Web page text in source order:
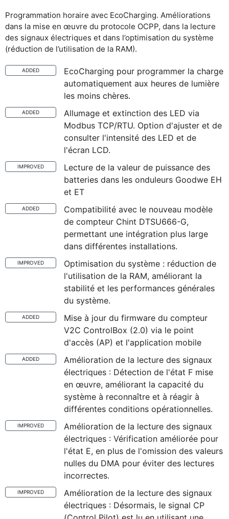
Programmation horaire avec EcoCharging. Améliorations
dans la mise en œuvre du protocole OCPP, dans la lecture
des signaux électriques et dans l’optimisation du système
(réduction de l’utilisation de la RAM).
ADDED
EcoCharging pour programmer la charge
automatiquement aux heures de lumière
les moins chères.
ADDED
Allumage et extinction des LED via
Modbus TCP/RTU. Option d'ajuster et de
consulter l'intensité des LED et de
l'écran LCD.
IMPROVED
Lecture de la valeur de puissance des
batteries dans les onduleurs Goodwe EH
et ET
ADDED
Compatibilité avec le nouveau modèle
de compteur Chint DTSU666-G,
permettant une intégration plus large
dans différentes installations.
IMPROVED
Optimisation du système : réduction de
l'utilisation de la RAM, améliorant la
stabilité et les performances générales
du système.
ADDED
Mise à jour du firmware du compteur
V2C ControlBox (2.0) via le point
d'accès (AP) et l'application mobile
ADDED
Amélioration de la lecture des signaux
électriques : Détection de l'état F mise
en œuvre, améliorant la capacité du
système à reconnaître et à réagir à
différentes conditions opérationnelles.
IMPROVED
Amélioration de la lecture des signaux
électriques : Vérification améliorée pour
l'état E, en plus de l'omission des valeurs
nulles du DMA pour éviter des lectures
incorrectes.
IMPROVED
Amélioration de la lecture des signaux
électriques : Désormais, le signal CP